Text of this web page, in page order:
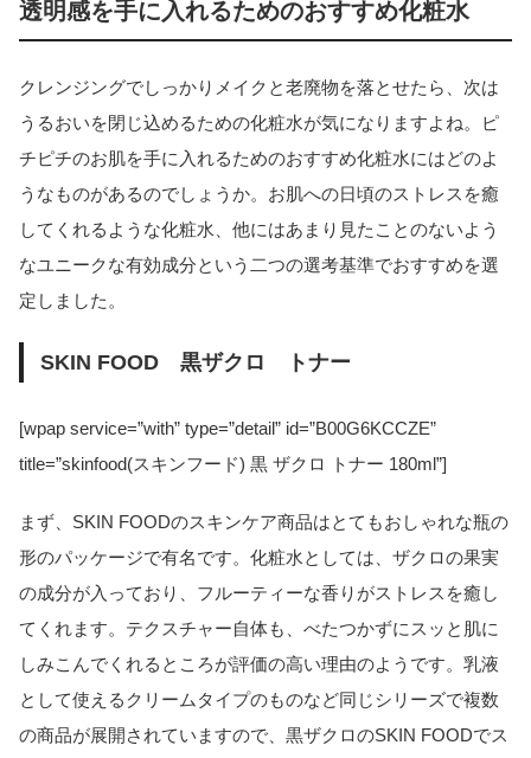
透明感を手に入れるためのおすすめ化粧水
クレンジングでしっかりメイクと老廃物を落とせたら、次は
うるおいを閉じ込めるための化粧水が気になりますよね。ピ
チピチのお肌を手に入れるためのおすすめ化粧水にはどのよ
うなものがあるのでしょうか。お肌への日頃のストレスを癒
してくれるような化粧水、他にはあまり見たことのないよう
なユニークな有効成分という二つの選考基準でおすすめを選
定しました。
SKIN FOOD 黒ザクロ トナー
[wpap service=”with” type=”detail” id=”B00G6KCCZE”
title=”skinfood(スキンフード) 黒 ザクロ トナー 180ml”]
まず、SKIN FOODのスキンケア商品はとてもおしゃれな瓶の
形のパッケージで有名です。化粧水としては、ザクロの果実
の成分が入っており、フルーティーな香りがストレスを癒し
てくれます。テクスチャー自体も、べたつかずにスッと肌に
しみこんでくれるところが評価の高い理由のようです。乳液
として使えるクリームタイプのものなど同じシリーズで複数
の商品が展開されていますので、黒ザクロのSKIN FOODでス